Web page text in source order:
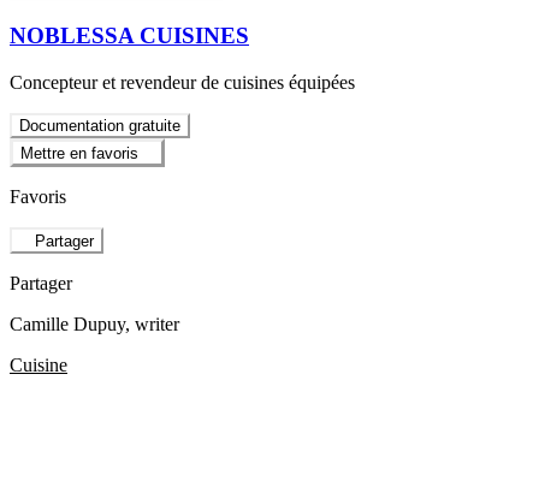
NOBLESSA CUISINES
Concepteur et revendeur de cuisines équipées
Documentation gratuite
Mettre en favoris
Favoris
Partager
Partager
Camille Dupuy, writer
Cuisine